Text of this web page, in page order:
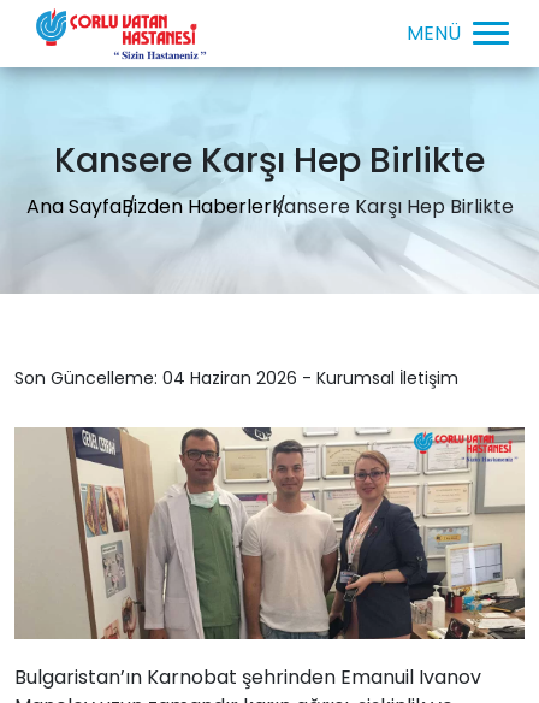
Kansere Karşı Hep Birlikte
Ana SayfaBizden HaberlerKansere Karşı Hep Birlikte
Son Güncelleme: 04 Haziran 2026 - Kurumsal İletişim
Bulgaristan’ın Karnobat şehrinden Emanuil Ivanov